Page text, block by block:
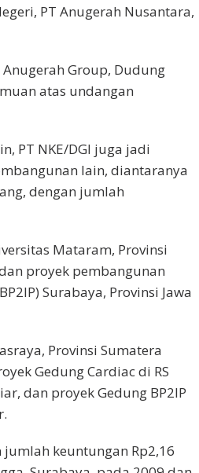
PT Anugerah Nusantara,
Group, Dudung
atas undangan
PT NKE/DGI juga jadi
lain, diantaranya
dengan jumlah
Mataram, Provinsi
proyek pembangunan
Surabaya, Provinsi Jawa
Provinsi Sumatera
Gedung Cardiac di RS
dan proyek Gedung BP2IP
keuntungan Rp2,16